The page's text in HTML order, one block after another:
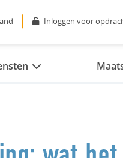
Inloggen voor